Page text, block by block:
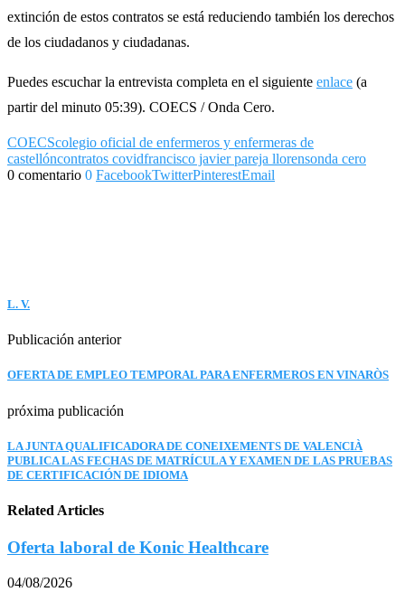
extinción de estos contratos se está reduciendo también los derechos
de los ciudadanos y ciudadanas.
Puedes escuchar la entrevista completa en el siguiente enlace (a
partir del minuto 05:39). COECS / Onda Cero.
COECScolegio oficial de enfermeros y enfermeras de
castellóncontratos covidfrancisco javier pareja llorensonda cero
0 comentario 0 FacebookTwitterPinterestEmail
L. V.
Publicación anterior
OFERTA DE EMPLEO TEMPORAL PARA ENFERMEROS EN VINARÒS
próxima publicación
LA JUNTA QUALIFICADORA DE CONEIXEMENTS DE VALENCIÀ
PUBLICA LAS FECHAS DE MATRÍCULA Y EXAMEN DE LAS PRUEBAS
DE CERTIFICACIÓN DE IDIOMA
Related Articles
Oferta laboral de Konic Healthcare
04/08/2026